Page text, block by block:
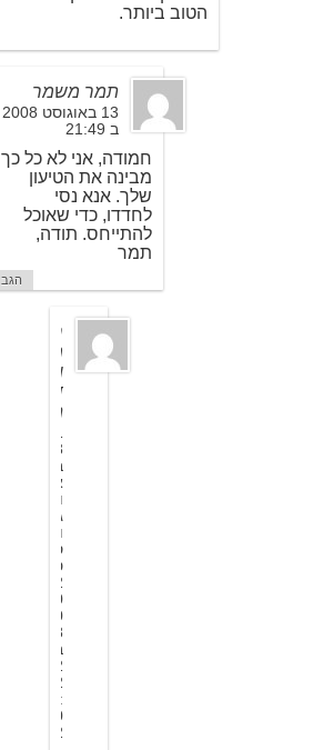
הטוב ביותר.
תמר משמר
13 באוגוסט 2008
ב 21:49
חמודה, אני לא כל כך
מבינה את הטיעון
שלך. אנא נסי
לחדדו, כדי שאוכל
להתייחס. תודה,
תמר
הגב
ח
מ
ו
ד
ה
3
ב
א
ו
ג
ו
ס
ט
2
0
0
8
ב
2
2
:
0
2